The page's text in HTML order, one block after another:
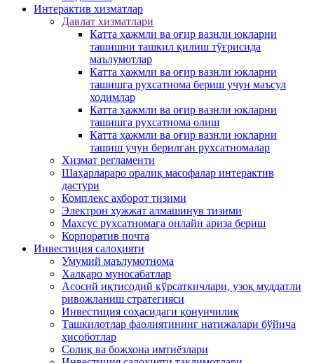
Интерактив xизматлар
Давлат хизматлари
Катта ҳажмли ва оғир вазнли юкларни
ташишни ташкил қилиш тўғрисида
маълумотлар
Катта ҳажмли ва оғир вазнли юкларни
ташишга рухсатнома бериш учун маъсул
ходимлар
Катта ҳажмли ва оғир вазнли юкларни
ташишга рухсатнома олиш
Катта ҳажмли ва оғир вазнли юкларни
ташиш учун берилган рухсатномалар
Хизмат регламенти
Шаҳарлараро оралиқ масофалар интерактив
дастури
Комплекс ахборот тизими
Электрон хужжат алмашинув тизими
Махсус рухсатномага онлайн ариза бериш
Корпоратив почта
Инвестиция салоҳияти
Умумий маълумотнома
Xалқаро муносабатлар
Асосий иқтисодий кўрсаткичлари, узоқ муддатли
ривожланиш стратегияси
Инвестиция соҳасидаги қонунчилик
Ташкилотлар фаолиятининг натижалари бўйича
ҳисоботлар
Солиқ ва божхона имтиёзлари